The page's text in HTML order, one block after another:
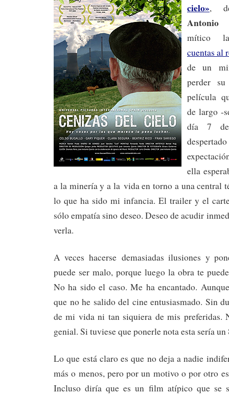
cielo»,
Antonio
mítico
cuentas al
de un
perder
película
de largo -
día 7 de
ella
a la minería y a la vida en torno a una central
lo que ha sido mi infancia. El trailer y el
sólo empatía sino deseo. Deseo de acudir
verla.
A veces hacerse demasiadas ilusiones y
puede ser malo, porque luego la obra te
No ha sido el caso. Me ha encantado.
que no he salido del cine entusiasmado. Sin
de mi vida ni tan siquiera de mis preferidas.
genial. Si tuviese que ponerle nota esta sería un
Lo que está claro es que no deja a nadie
más o menos, pero por un motivo o por otro
Incluso diría que es un film atípico que se